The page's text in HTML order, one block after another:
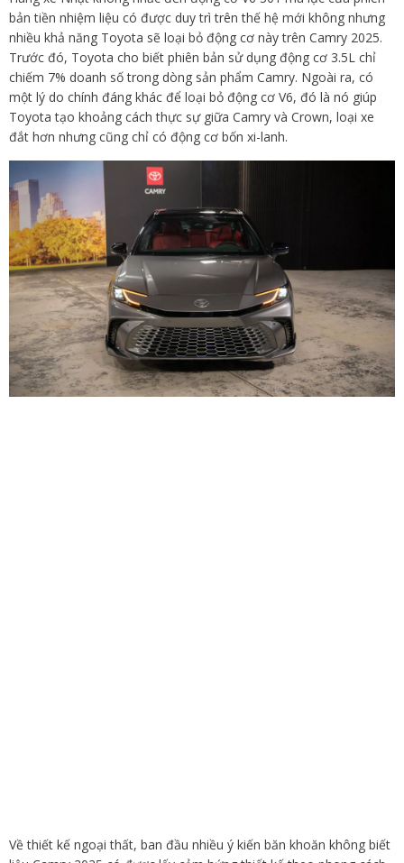
bản tiền nhiệm liệu có được duy trì trên thế hệ mới không nhưng
nhiều khả năng Toyota sẽ loại bỏ động cơ này trên Camry 2025.
Trước đó, Toyota cho biết phiên bản sử dụng động cơ 3.5L chỉ
chiếm 7% doanh số trong dòng sản phẩm Camry. Ngoài ra, có
một lý do chính đáng khác để loại bỏ động cơ V6, đó là nó giúp
Toyota tạo khoảng cách thực sự giữa Camry và Crown, loại xe
đắt hơn nhưng cũng chỉ có động cơ bốn xi-lanh.
Về thiết kế ngoại thất, ban đầu nhiều ý kiến băn khoăn không biết